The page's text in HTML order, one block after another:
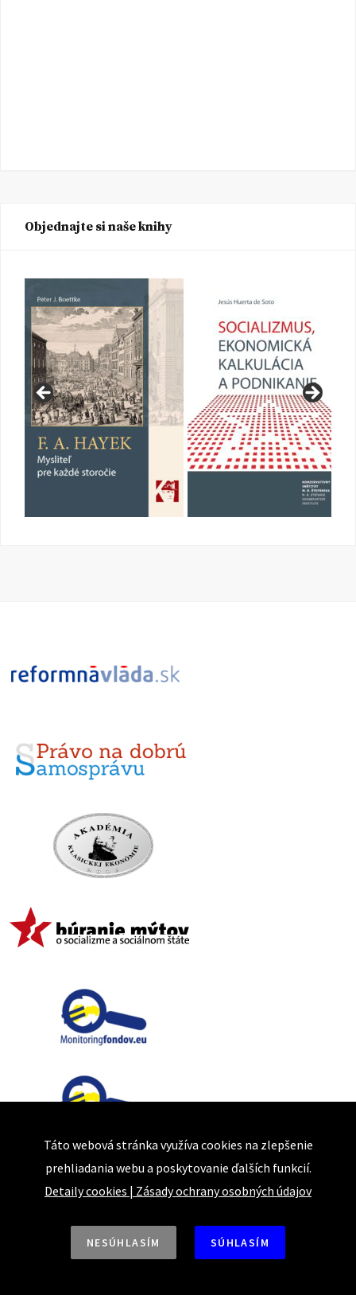
Objednajte si naše knihy
Táto webová stránka využíva cookies na zlepšenie
prehliadania webu a poskytovanie ďalších funkcií.
Detaily cookies | Zásady ochrany osobných údajov
NESÚHLASÍM SÚHLASÍM